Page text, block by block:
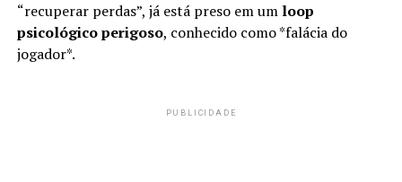
“recuperar perdas”, já está preso em um loop
psicológico perigoso, conhecido como *falácia do
jogador*.
PUBLICIDADE